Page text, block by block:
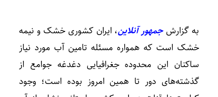
به گزارشجمهور آنلاین، ایران کشوری خشک و نیمه
خشک است که همواره مسئله تامین آب مورد نیاز
ساکنان این محدوده جغرافیایی دغدغه جوامع از
گذشته‌های دور تا همین امروز بوده است؛ وجود